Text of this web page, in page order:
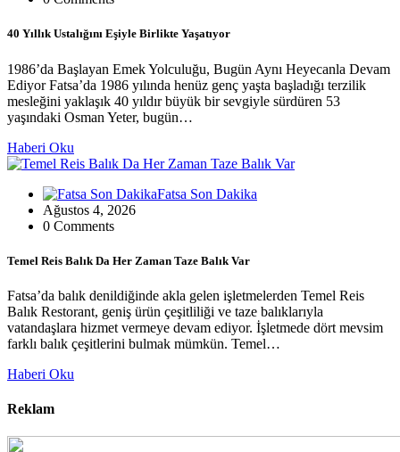
40 Yıllık Ustalığını Eşiyle Birlikte Yaşatıyor
1986’da Başlayan Emek Yolculuğu, Bugün Aynı Heyecanla Devam
Ediyor Fatsa’da 1986 yılında henüz genç yaşta başladığı terzilik
mesleğini yaklaşık 40 yıldır büyük bir sevgiyle sürdüren 53
yaşındaki Osman Yeter, bugün…
Haberi Oku
Fatsa Son Dakika
Ağustos 4, 2026
0 Comments
Temel Reis Balık Da Her Zaman Taze Balık Var
Fatsa’da balık denildiğinde akla gelen işletmelerden Temel Reis
Balık Restorant, geniş ürün çeşitliliği ve taze balıklarıyla
vatandaşlara hizmet vermeye devam ediyor. İşletmede dört mevsim
farklı balık çeşitlerini bulmak mümkün. Temel…
Haberi Oku
Reklam